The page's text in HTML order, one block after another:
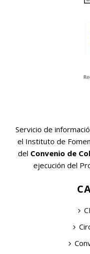
Servicio de
el Instituto de
del Convenio de
ejecución del